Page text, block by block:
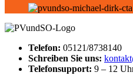
Telefon: 05121/8738140
Schreiben Sie uns:
Telefonsupport: 9 – 12